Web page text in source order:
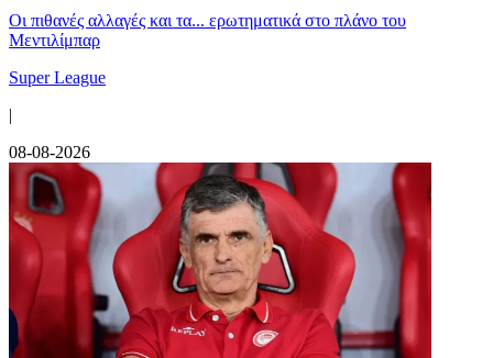
Οι πιθανές αλλαγές και τα... ερωτηματικά στο πλάνο του
Μεντιλίμπαρ
Super League
|
08-08-2026